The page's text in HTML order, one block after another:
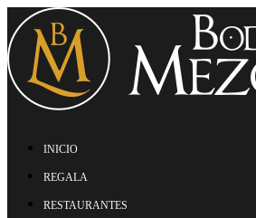
INICIO
REGALA
RESTAURANTES